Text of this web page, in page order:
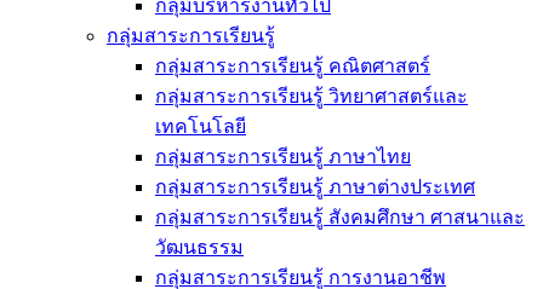
กลุ่มบริหารงานทั่วไป
กลุ่มสาระการเรียนรู้
กลุ่มสาระการเรียนรู้ คณิตศาสตร์
กลุ่มสาระการเรียนรู้ วิทยาศาสตร์และ
เทคโนโลยี
กลุ่มสาระการเรียนรู้ ภาษาไทย
กลุ่มสาระการเรียนรู้ ภาษาต่างประเทศ
กลุ่มสาระการเรียนรู้ สังคมศึกษา ศาสนาและ
วัฒนธรรม
กลุ่มสาระการเรียนรู้ การงานอาชีพ